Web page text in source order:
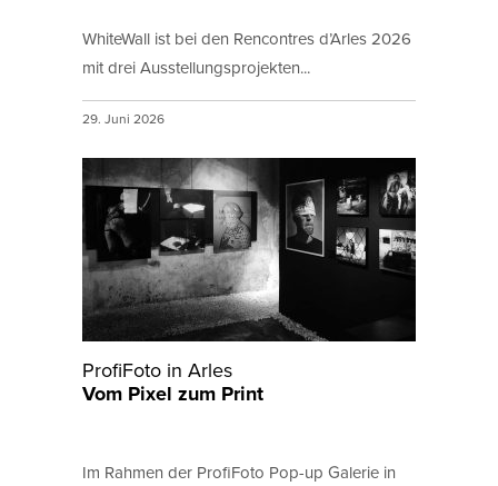
WhiteWall ist bei den Rencontres d’Arles 2026
mit drei Ausstellungsprojekten...
29. Juni 2026
ProfiFoto in Arles
Vom Pixel zum Print
Im Rahmen der ProfiFoto Pop-up Galerie in